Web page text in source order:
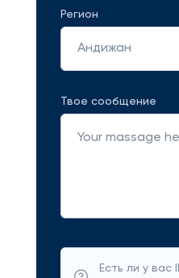
Регион
Андижан
Твое сообщение
Есть ли у вас